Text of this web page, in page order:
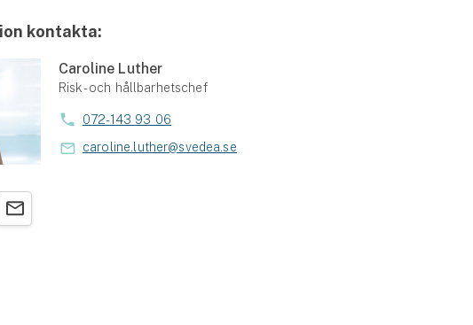
kontakta:
Caroline Luther
Risk- och hållbarhetschef
072-143 93 06
caroline.luther@svedea.se